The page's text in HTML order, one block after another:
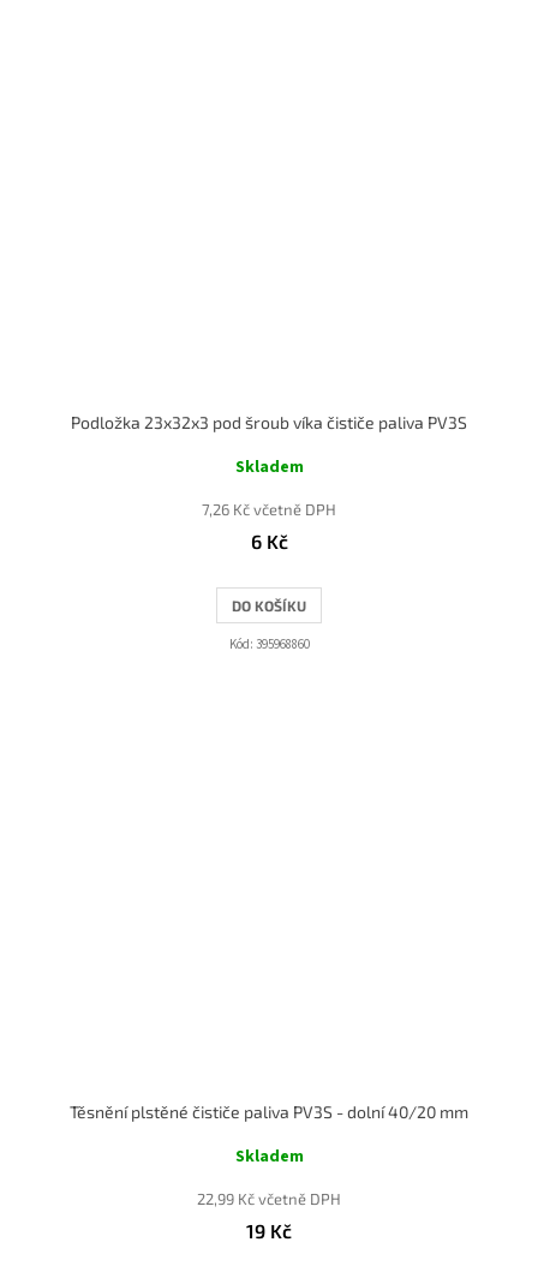
Podložka 23x32x3 pod šroub víka čističe paliva PV3S
Skladem
7,26 Kč včetně DPH
6 Kč
DO KOŠÍKU
Kód: 395968860
Těsnění plstěné čističe paliva PV3S - dolní 40/20 mm
Skladem
22,99 Kč včetně DPH
19 Kč